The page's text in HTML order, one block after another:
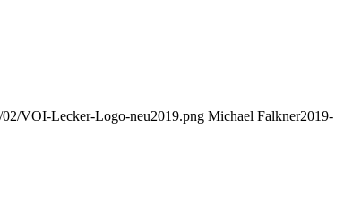
VOI-Lecker-Logo-neu2019.png Michael Falkner2019-